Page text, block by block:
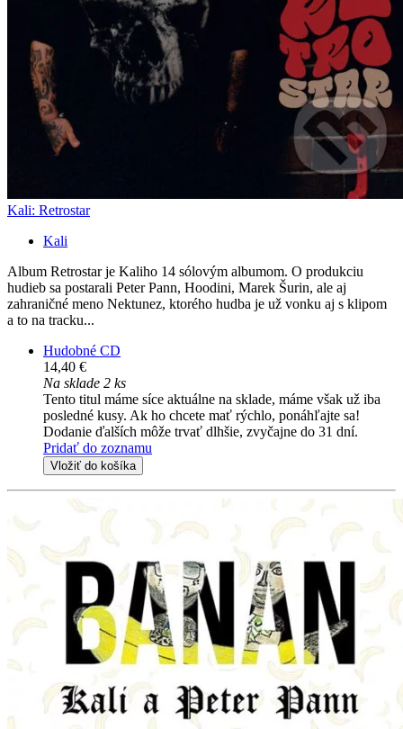
Kali: Retrostar
Kali
Album Retrostar je Kaliho 14 sólovým albumom. O produkciu
hudieb sa postarali Peter Pann, Hoodini, Marek Šurin, ale aj
zahraničné meno Nektunez, ktorého hudba je už vonku aj s klipom
a to na tracku...
Hudobné CD
14,40 €
Na sklade 2 ks
Tento titul máme síce aktuálne na sklade, máme však už iba
posledné kusy. Ak ho chcete mať rýchlo, ponáhľajte sa!
Dodanie ďalších môže trvať dlhšie, zvyčajne do 31 dní.
Pridať do zoznamu
Vložiť do košíka